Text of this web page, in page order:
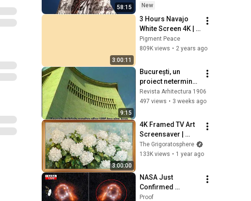
58:15
secretele nespuse
| Documentar
New
3:00:11
3 Hours Navajo
White Screen 4K |
Background |
Backdrop |
HD | Phone,
Monitor, TV
Pigment Peace
809K views • 2 years ago
9:15
București, un
proiect neterminat
(1996)
Revista Arhitectura 1906
497 views • 3 weeks ago
3:00:00
4K Framed TV Art
Screensaver |
White Hydrangeas
🌸 | Classic Floral
The Grigoratosphere
133K views • 1 year ago
NASA Just
Confirmed
Voyager 1 Found
Proof